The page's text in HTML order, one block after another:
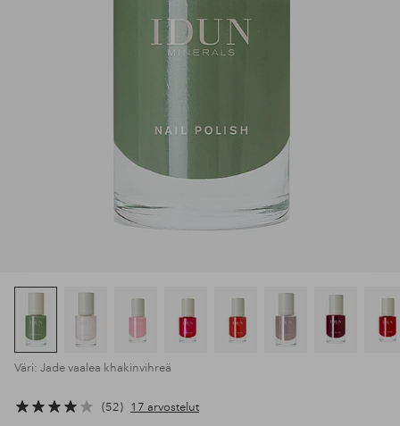
Väri: Jade vaalea khakinvihreä
52 17 arvostelut